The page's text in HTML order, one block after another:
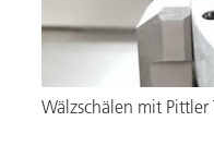
Wälzschälen mit Pittler